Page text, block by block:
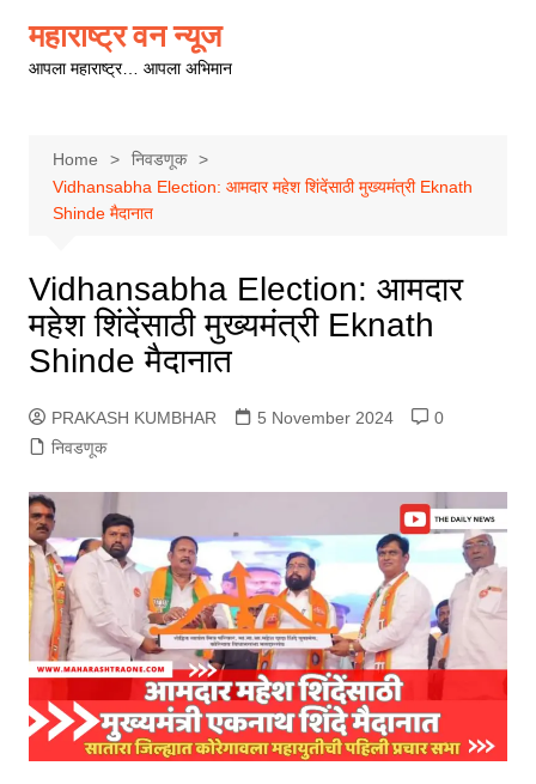
content
महाराष्ट्र वन न्यूज
आपला महाराष्ट्र… आपला अभिमान
Home
निवडणूक
Vidhansabha Election: आमदार महेश शिंदेंसाठी मुख्यमंत्री Eknath
Shinde मैदानात
Vidhansabha Election: आमदार
महेश शिंदेंसाठी मुख्यमंत्री Eknath
Shinde मैदानात
PRAKASH KUMBHAR 5 November 2024
0
निवडणूक